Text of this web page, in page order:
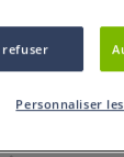
en
Personnaliser